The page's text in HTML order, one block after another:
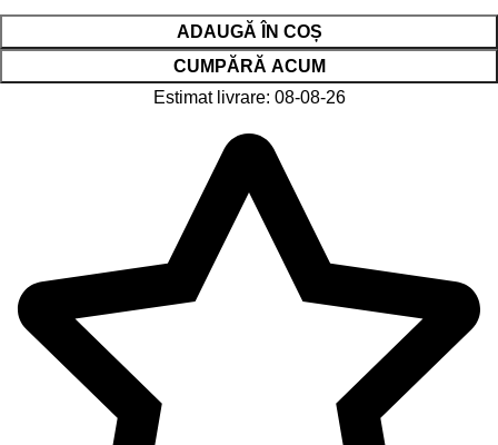
ADAUGĂ ÎN COȘ
CUMPĂRĂ ACUM
Estimat livrare: 08-08-26